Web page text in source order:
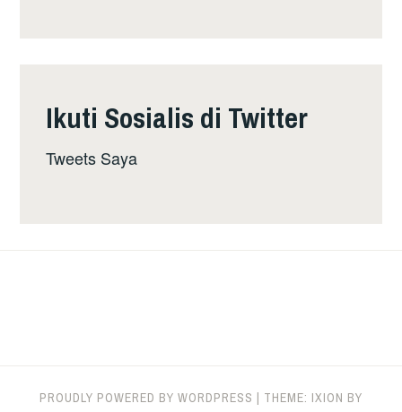
Ikuti Sosialis di Twitter
Tweets Saya
PROUDLY POWERED BY WORDPRESS | THEME: IXION BY